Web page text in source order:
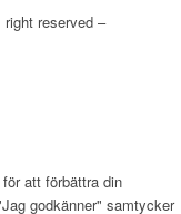
reserved –
att förbättra din
godkänner" samtycker